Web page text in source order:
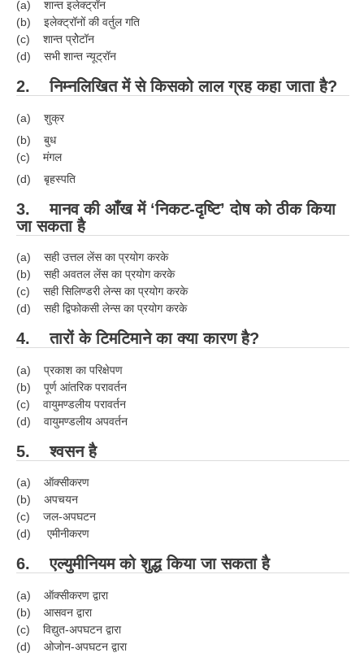
RRB J.E. Solved Papers
RRB Group-D Sample Papers
RRB EXAM : MATHS
RRB Current Affairs PDF
RRB ALP
ALP Study Notes
ALP Study Notes (हिन्दी HINDI)
ALP Exam Syllabus
ALP Model Questions
ALP Notification
Psychological Tests
RRB NTPC PAPERS
RRB NTPC Notification 2025
RRB NTPC (CBT-1) Exam
RRB NTPC (CBT-2) Exam
(a) शान्त इलेक्ट्रॉन
(b) इलेक्ट्रॉनों की वर्तुल गति
(c) शान्त प्रोेटॉन
(d) सभी शान्त न्यूट्रॉन
2. निम्नलिखित में से किसको लाल ग्रह कहा जाता है?
(a) शुक्र
(b) बुध
(c) मंगल
(d) बृहस्पति
3. मानव की आँख में ‘निकट-दृष्टि’ दोष को ठीक किया
जा सकता है
(a) सही उत्तल लेंस का प्रयोग करके
(b) सही अवतल लेंस का प्रयोग करके
(c) सही सिलिण्डरी लेन्स का प्रयोग करके
(d) सही द्विफोकसी लेन्स का प्रयोग करके
4. तारों के टिमटिमाने का क्या कारण है?
(a) प्रकाश का परिक्षेपण
(b) पूर्ण आंतरिक परावर्तन
(c) वायुमण्डलीय परावर्तन
(d) वायुमण्डलीय अपवर्तन
5. श्वसन है
(a) ऑक्सीकरण
(b) अपचयन
(c) जल-अपघटन
(d) एमीनीकरण
6. एल्युमीनियम को शुद्ध किया जा सकता है
(a) ऑक्सीकरण द्वारा
(b) आसवन द्वारा
(c) विद्युत-अपघटन द्वारा
(d) ओजोन-अपघटन द्वारा